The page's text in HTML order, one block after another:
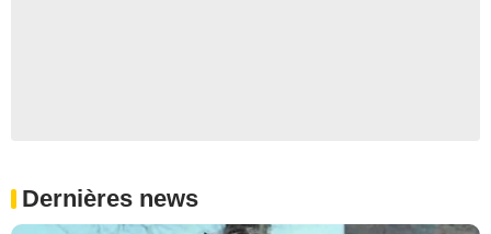
Dernières news